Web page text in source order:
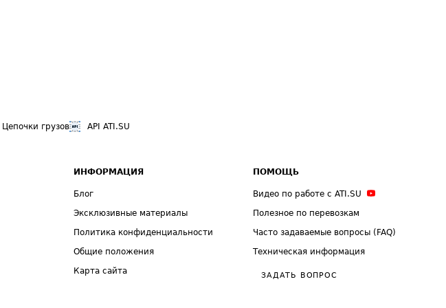
Цепочки грузов API ATI.SU
ИНФОРМАЦИЯ
Блог
Эксклюзивные материалы
Политика конфиденциальности
Общие положения
Карта сайта
ПОМОЩЬ
Видео по работе с ATI.SU
Полезное по перевозкам
Часто задаваемые вопросы (FAQ)
Техническая информация
ЗАДАТЬ ВОПРОС